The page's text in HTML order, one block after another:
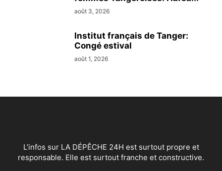
août 3, 2026
Institut français de Tanger:
Congé estival
août 1, 2026
L’infos sur LA DÉPÊCHE 24H est surtout propre et
responsable. Elle est surtout franche et constructive.